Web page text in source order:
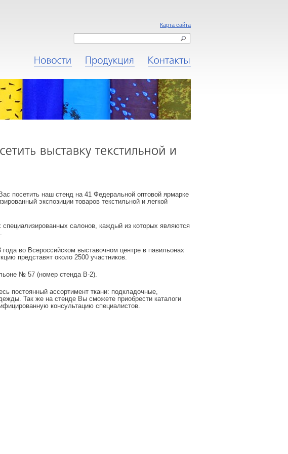
Карта сайта
посетить наш стенд на 41 Федеральной оптовой ярмарке
экспозиции товаров текстильной и легкой
салонов, каждый из которых являются
во Всероссийском выставочном центре в павильонах
представят около 2500 участников.
№ 57 (номер стенда B-2).
постоянный ассортимент ткани: подкладочные,
Так же на стенде Вы сможете приобрести каталоги
консультацию специалистов.